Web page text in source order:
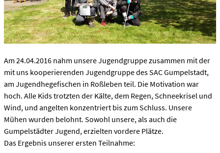
Am 24.04.2016 nahm unsere Jugendgruppe zusammen mit der
mit uns kooperierenden Jugendgruppe des SAC Gumpelstadt,
am Jugendhegefischen in Roßleben teil. Die Motivation war
hoch. Alle Kids trotzten der Kälte, dem Regen, Schneekrisel und
Wind, und angelten konzentriert bis zum Schluss. Unsere
Mühen wurden belohnt. Sowohl unsere, als auch die
Gumpelstädter Jugend, erzielten vordere Plätze.
Das Ergebnis unserer ersten Teilnahme: